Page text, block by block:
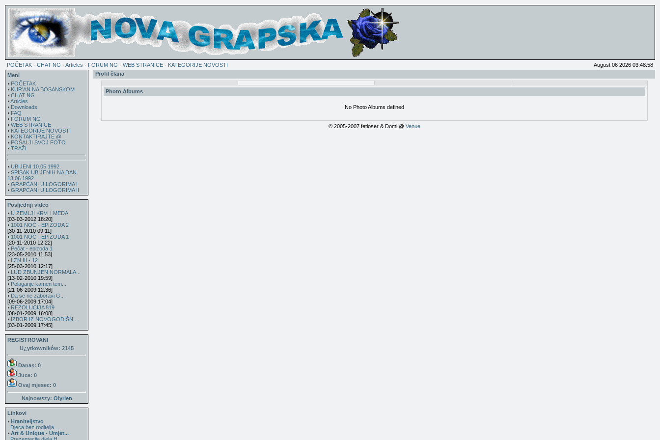
POČETAK · CHAT NG · Articles · FORUM NG · WEB STRANICE · KATEGORIJE NOVOSTI
August 06 2026 03:48:58
Meni
POČETAK
KUR'AN NA BOSANSKOM
CHAT NG
Articles
Downloads
FAQ
FORUM NG
WEB STRANICE
KATEGORIJE NOVOSTI
KONTAKTIRAJTE @
POŠALJI SVOJ FOTO
TRAŽI
UBIJENI 10.05.1992.
SPISAK UBIJENIH NA DAN
13.06.1992.
GRAPĆANI U LOGORIMA I
GRAPĆANI U LOGORIMA II
Posljednji video
U ZEMLJI KRVI I MEDA
[03-03-2012 18:20]
1001 NOĆ - EPIZODA 2
[30-11-2010 09:11]
1001 NOĆ - EPIZODA 1
[20-11-2010 12:22]
Pečat - epizoda 1
[23-05-2010 11:53]
LZN III - 12
[25-03-2010 12:17]
LUD ZBUNJEN NORMALA...
[13-02-2010 19:59]
Polaganje kamen tem...
[21-06-2009 12:36]
Da se ne zaboravi G...
[09-06-2009 17:04]
REZOLUCIJA 819
[08-01-2009 16:08]
IZBOR IZ NOVOGODIŠN...
[03-01-2009 17:45]
REGISTROVANI
U¿ytkowników: 2145
Danas: 0
Juce: 0
Ovaj mjesec: 0
Najnowszy: Olyrien
Linkovi
Hraniteljstvo
Djeca bez roditelja ...
Art & Unique - Umjet...
Profil člana
Photo Albums
No Photo Albums defined
© 2005-2007 fetloser & Domi @ Venue